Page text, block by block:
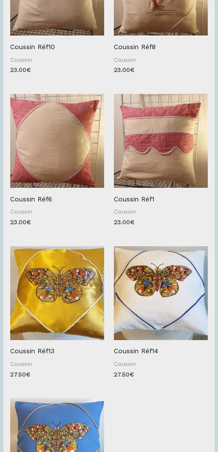
Coussin Réf10
Coussin
23.00€
Coussin Réf8
Coussin
23.00€
Coussin Réf6
Coussin
23.00€
Coussin Réf1
Coussin
23.00€
Coussin Réf13
Coussin
27.50€
Coussin Réf14
Coussin
27.50€